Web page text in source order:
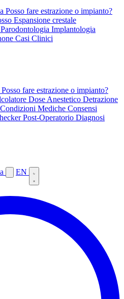
Posso fare estrazione o impianto?
Espansione crestale
Parodontologia Implantologia
Casi Clinici
Posso fare estrazione o impianto?
Dose Anestetico Detrazione
Mediche Consensi
Post-Operatorio Diagnosi
EN